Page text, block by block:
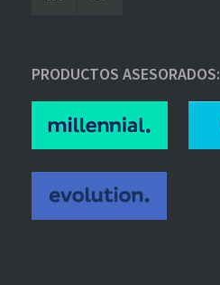
PRODUCTOS ASESORADOS: